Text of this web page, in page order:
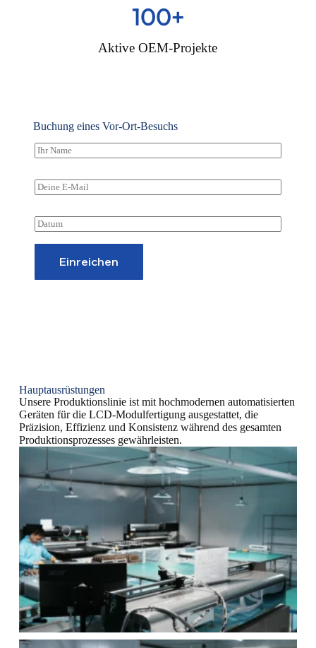
Aktive OEM-Projekte
100+
Buchung eines Vor-Ort-Besuchs
N
a
e
*
E
-
a
i
l
D
a
t
/
Einreichen
Hauptausrüstungen
Unsere Produktionslinie ist mit hochmodernen automatisierten
Geräten für die LCD-Modulfertigung ausgestattet, die
Präzision, Effizienz und Konsistenz während des gesamten
Produktionsprozesses gewährleisten.